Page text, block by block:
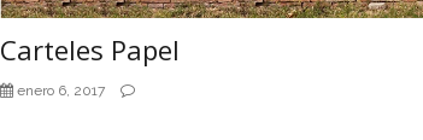
Carteles Papel
enero 6, 2017